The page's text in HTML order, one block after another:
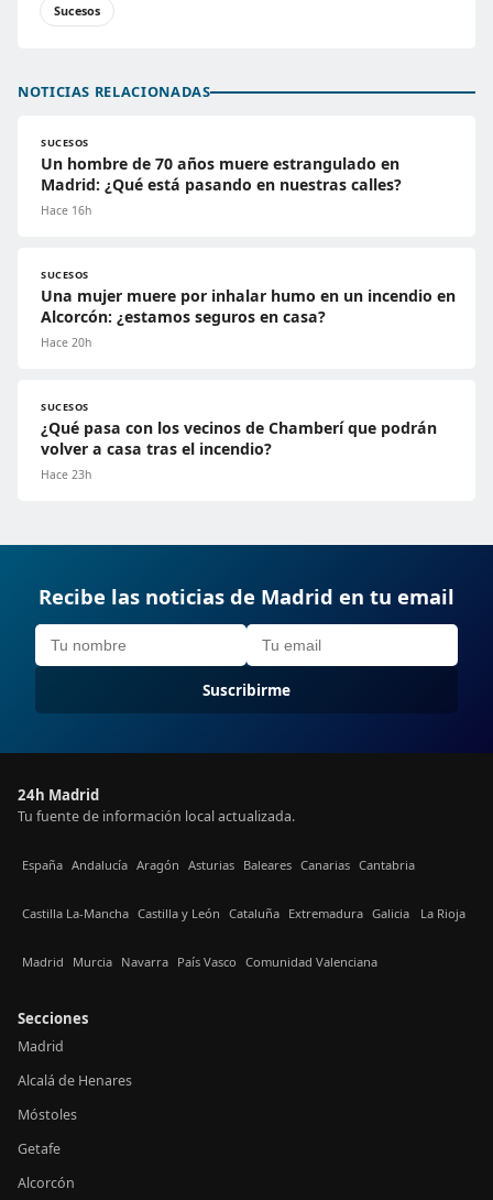
Sucesos
NOTICIAS RELACIONADAS
SUCESOS
Un hombre de 70 años muere estrangulado en
Madrid: ¿Qué está pasando en nuestras calles?
Hace 16h
SUCESOS
Una mujer muere por inhalar humo en un incendio en
Alcorcón: ¿estamos seguros en casa?
Hace 20h
SUCESOS
¿Qué pasa con los vecinos de Chamberí que podrán
volver a casa tras el incendio?
Hace 23h
Recibe las noticias de Madrid en tu email
Suscribirme
24h Madrid
Tu fuente de información local actualizada.
España Andalucía Aragón Asturias Baleares Canarias Cantabria
Castilla La-Mancha Castilla y León Cataluña Extremadura Galicia La Rioja
Madrid Murcia Navarra País Vasco Comunidad Valenciana
Secciones
Madrid
Alcalá de Henares
Móstoles
Getafe
Alcorcón